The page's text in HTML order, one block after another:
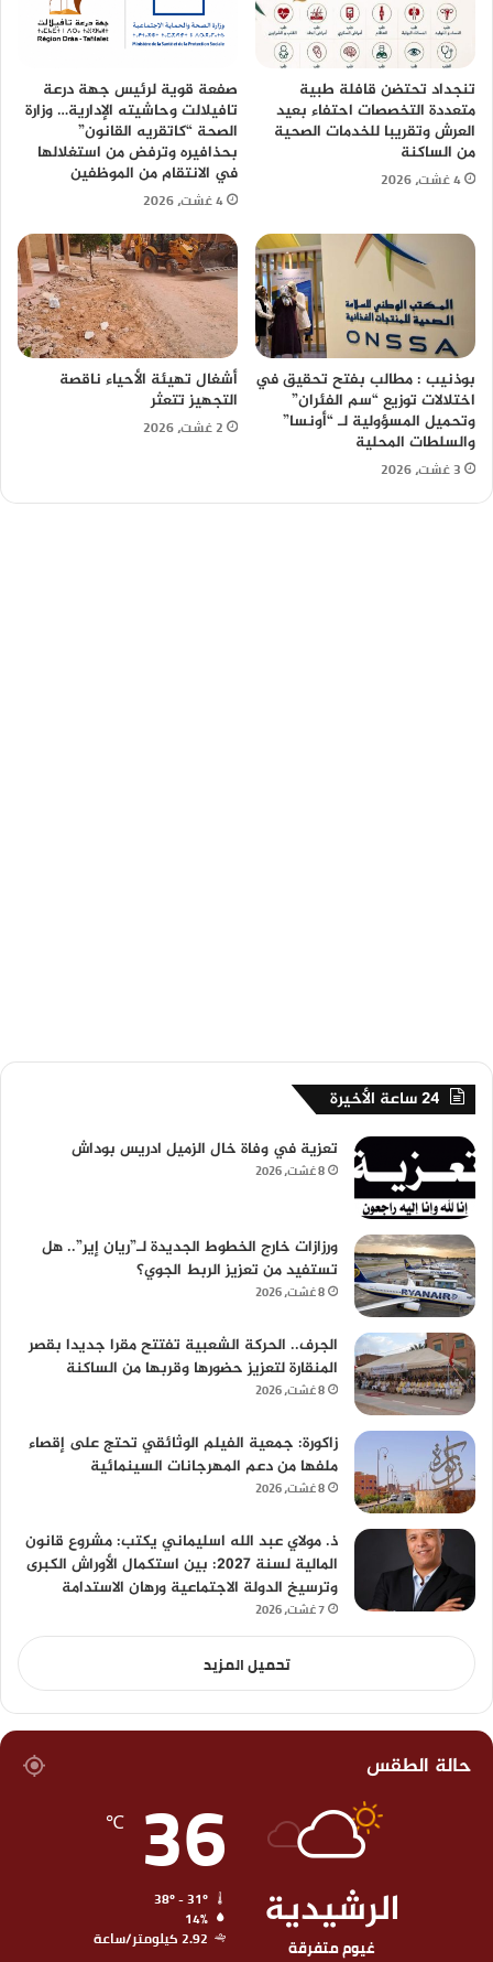
تنجداد تحتضن قافلة طبية
متعددة التخصصات احتفاء بعيد
العرش وتقريبا للخدمات الصحية
من الساكنة
4 غشت، 2026
صفعة قوية لرئيس جهة درعة
تافيلالت وحاشيته الإدارية… وزارة
الصحة “كاتقريه القانون”
بحذافيره وترفض من استغلالها
في الانتقام من الموظفين
4 غشت، 2026
بوذنيب : مطالب بفتح تحقيق في
اختلالات توزيع “سم الفئران”
وتحميل المسؤولية لـ “أونسا”
والسلطات المحلية
3 غشت، 2026
أشغال تهيئة الأحياء ناقصة
التجهيز تتعثر
2 غشت، 2026
24 ساعة الأخيرة
تعزية في وفاة خال الزميل ادريس بوداش
8 غشت، 2026
ورزازات خارج الخطوط الجديدة لـ”ريان إير”.. هل
تستفيد من تعزيز الربط الجوي؟
8 غشت، 2026
الجرف.. الحركة الشعبية تفتتح مقرا جديدا بقصر
المنقارة لتعزيز حضورها وقربها من الساكنة
8 غشت، 2026
زاكورة: جمعية الفيلم الوثائقي تحتج على إقصاء
ملفها من دعم المهرجانات السينمائية
8 غشت، 2026
ذ. مولاي عبد الله اسليماني يكتب: مشروع قانون
المالية لسنة 2027: بين استكمال الأوراش الكبرى
وترسيخ الدولة الاجتماعية ورهان الاستدامة
7 غشت، 2026
تحميل المزيد
حالة الطقس
الرشيدية
غيوم متفرقة
36
℃
14%
2.92 كيلومتر/ساعة